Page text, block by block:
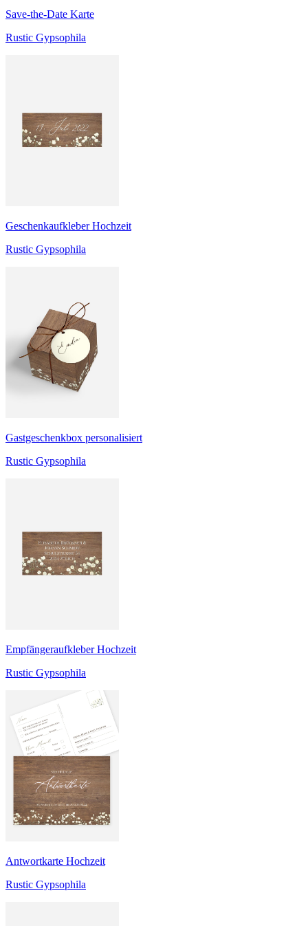
Save-the-Date Karte
Rustic Gypsophila
Geschenkaufkleber Hochzeit
Rustic Gypsophila
Gastgeschenkbox personalisiert
Rustic Gypsophila
Empfängeraufkleber Hochzeit
Rustic Gypsophila
Antwortkarte Hochzeit
Rustic Gypsophila